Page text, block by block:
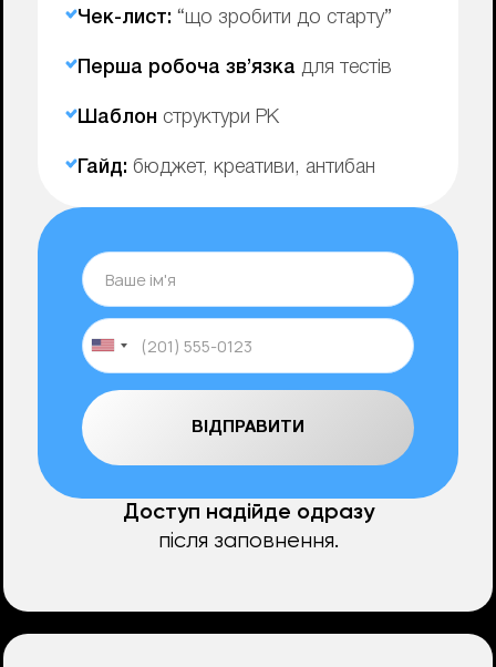
Чек-лист:“що зробити до старту”
Перша робоча зв’язка для тестів
Шаблон структури РК
Гайд:бюджет, креативи, антибан
Доступ надійде одразу
після заповнення.